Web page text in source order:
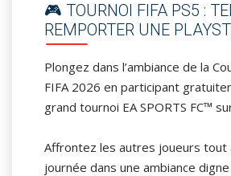
🎮 TOURNOI FIFA PS5 :
REMPORTER UNE
Plongez dans l’ambiance de la
FIFA 2026 en participant
grand tournoi EA SPORTS FC™
Affrontez les autres joueurs tout
journée dans une ambiance